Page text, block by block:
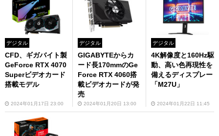
デジタル
CFD、ギガバイト製
GeForce RTX 4070
Superビデオカード
搭載モデル
2024年01月17日 23:00
デジタル
GIGABYTEからカ
ード長170mmのGe
Force RTX 4060搭
載ビデオカードが発
売
2024年01月20日 13:00
デジタル
4K解像度と160Hz駆
動、高い色再現性を
備えるディスプレー
「M27U」
2024年01月22日 11:45